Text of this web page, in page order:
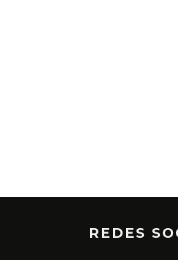
REDES